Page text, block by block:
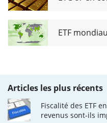
ETF
Articles les plus récents
Fiscalité des ETF
revenus sont-ils